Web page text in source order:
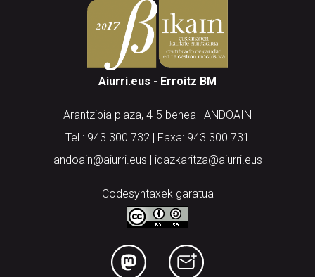
Aiurri.eus - Erroitz BM
Arantzibia plaza, 4-5 behea | ANDOAIN
Tel.: 943 300 732 | Faxa: 943 300 731
andoain@aiurri.eus | idazkaritza@aiurri.eus
Codesyntaxek garatua